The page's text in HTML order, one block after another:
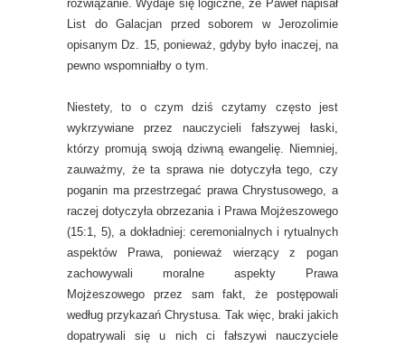
rozwiązanie. Wydaje się logiczne, że Paweł napisał
List do Galacjan przed soborem w Jerozolimie
opisanym Dz. 15, ponieważ, gdyby było inaczej, na
pewno wspomniałby o tym.
Niestety, to o czym dziś czytamy często jest
wykrzywiane przez nauczycieli fałszywej łaski,
którzy promują swoją dziwną ewangelię. Niemniej,
zauważmy, że ta sprawa nie dotyczyła tego, czy
poganin ma przestrzegać prawa Chrystusowego, a
raczej dotyczyła obrzezania i Prawa Mojżeszowego
(15:1, 5), a dokładniej: ceremonialnych i rytualnych
aspektów Prawa, ponieważ wierzący z pogan
zachowywali moralne aspekty Prawa
Mojżeszowego przez sam fakt, że postępowali
według przykazań Chrystusa. Tak więc, braki jakich
dopatrywali się u nich ci fałszywi nauczyciele